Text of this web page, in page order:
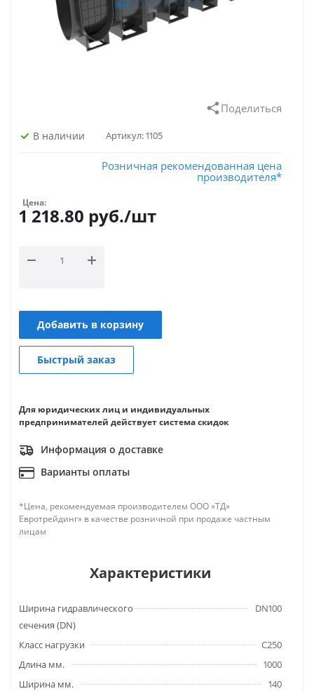
Поделиться
В наличии Артикул:1105
Розничная рекомендованная цена
производителя*
Цена:
1 218.80 руб./шт
Добавить в корзину
Быстрый заказ
Для юридических лиц и индивидуальных
предпринимателей действует система скидок
Информация о доставке
Варианты оплаты
*Цена, рекомендуемая производителем ООО «ТД»
Евротрейдинг» в качестве розничной при продаже частным
лицам
Характеристики
Ширина гидравлического
сечения (DN)
DN100
Класс нагрузки
C250
Длина мм.
1000
Ширина мм.
140